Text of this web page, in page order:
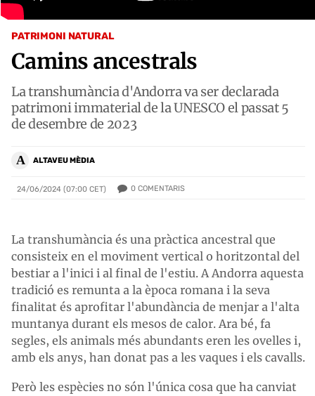
PATRIMONI NATURAL
Camins ancestrals
La transhumància d'Andorra va ser declarada
patrimoni immaterial de la UNESCO el passat 5
de desembre de 2023
A ALTAVEU MÈDIA
24/06/2024 (07:00 CET) 0 COMENTARIS
La transhumància és una pràctica ancestral que
consisteix en el moviment vertical o horitzontal del
bestiar a l'inici i al final de l'estiu. A Andorra aquesta
tradició es remunta a la època romana i la seva
finalitat és aprofitar l'abundància de menjar a l'alta
muntanya durant els mesos de calor. Ara bé, fa
segles, els animals més abundants eren les ovelles i,
amb els anys, han donat pas a les vaques i els cavalls.
Però les espècies no són l'única cosa que ha canviat